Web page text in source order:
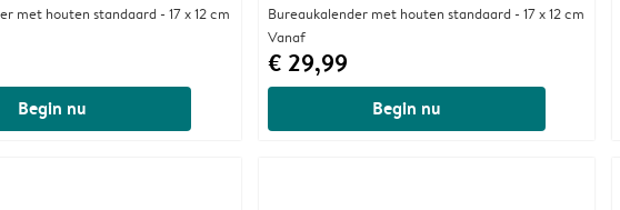
met houten standaard - 17 x 12 cm
Begin nu
Bureaukalender met houten standaard - 17 x 12 cm
Vanaf
€ 29,99
Begin nu